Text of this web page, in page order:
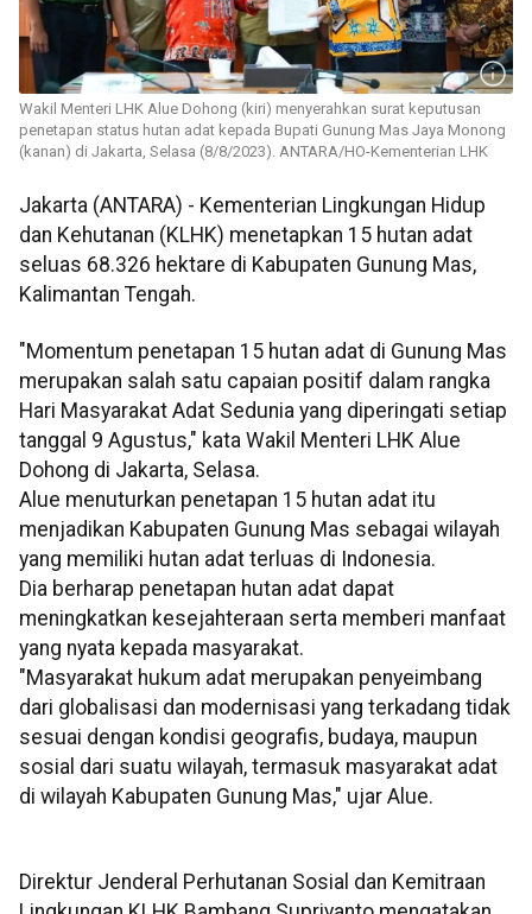
Wakil Menteri LHK Alue Dohong (kiri) menyerahkan surat keputusan
penetapan status hutan adat kepada Bupati Gunung Mas Jaya Monong
(kanan) di Jakarta, Selasa (8/8/2023). ANTARA/HO-Kementerian LHK
Jakarta (ANTARA) - Kementerian Lingkungan Hidup
dan Kehutanan (KLHK) menetapkan 15 hutan adat
seluas 68.326 hektare di Kabupaten Gunung Mas,
Kalimantan Tengah.
"Momentum penetapan 15 hutan adat di Gunung Mas
merupakan salah satu capaian positif dalam rangka
Hari Masyarakat Adat Sedunia yang diperingati setiap
tanggal 9 Agustus," kata Wakil Menteri LHK Alue
Dohong di Jakarta, Selasa.
Alue menuturkan penetapan 15 hutan adat itu
menjadikan Kabupaten Gunung Mas sebagai wilayah
yang memiliki hutan adat terluas di Indonesia.
Dia berharap penetapan hutan adat dapat
meningkatkan kesejahteraan serta memberi manfaat
yang nyata kepada masyarakat.
"Masyarakat hukum adat merupakan penyeimbang
dari globalisasi dan modernisasi yang terkadang tidak
sesuai dengan kondisi geografis, budaya, maupun
sosial dari suatu wilayah, termasuk masyarakat adat
di wilayah Kabupaten Gunung Mas," ujar Alue.
Direktur Jenderal Perhutanan Sosial dan Kemitraan